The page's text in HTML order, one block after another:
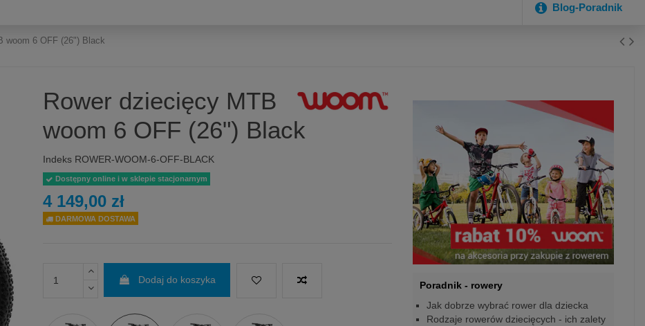
Blog-Poradnik
woom 6 OFF (26") Black
Rower dziecięcy MTB
woom 6 OFF (26") Black
Indeks ROWER-WOOM-6-OFF-BLACK
Dostępny online i w sklepie stacjonarnym
4 149,00 zł
DARMOWA DOSTAWA
Dodaj do koszyka
Poradnik - rowery
Jak dobrze wybrać rower dla dziecka
Rodzaje rowerów dziecięcych - ich zalety